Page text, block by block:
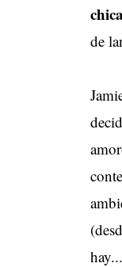
de